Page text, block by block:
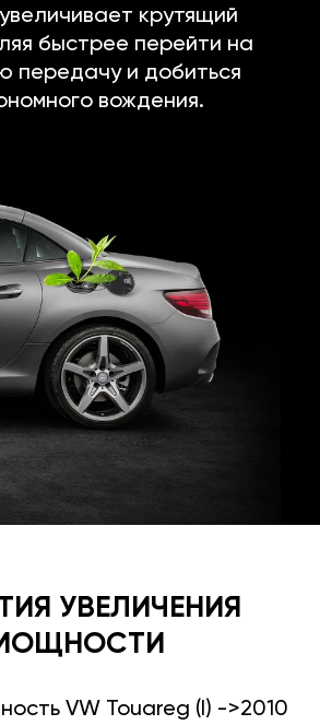
крутящий
быстрее перейти на
передачу и добиться
вождения.
УВЕЛИЧЕНИЯ
VW Touareg (I) ->2010